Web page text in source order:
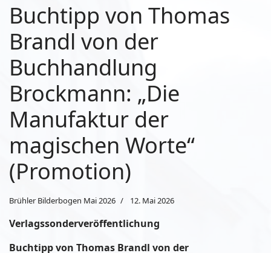
Buchtipp von Thomas
Brandl von der
Buchhandlung
Brockmann: „Die
Manufaktur der
magischen Worte“
(Promotion)
Brühler Bilderbogen Mai 2026 12. Mai 2026
Verlagssonderveröffentlichung
Buchtipp von Thomas Brandl von der